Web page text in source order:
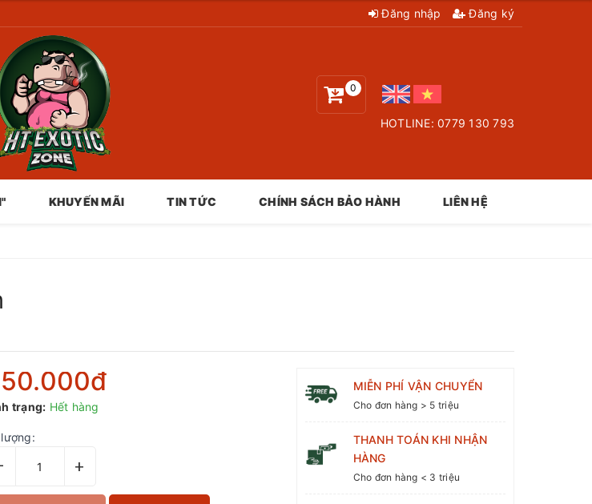
Đăng nhập Đăng ký
0
HOTLINE: 0779 130 793
KHUYẾN MÃI TIN TỨC CHÍNH SÁCH BẢO HÀNH LIÊN HỆ
trạng: Hết hàng
lượng:
+
MIỄN PHÍ VẬN CHUYỂN
Cho đơn hàng > 5 triệu
THANH TOÁN KHI NHẬN
HÀNG
Cho đơn hàng < 3 triệu